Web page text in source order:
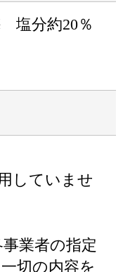
塩分約20％
していませ
業者の指定
切の内容を